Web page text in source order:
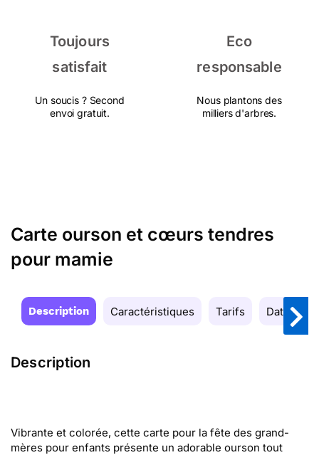
Toujours
satisfait
Un soucis ? Second
envoi gratuit.
Eco
responsable
Nous plantons des
milliers d'arbres.
Carte ourson et cœurs tendres
pour mamie
Description Caractéristiques Tarifs Date de
Description
Vibrante et colorée, cette carte pour la fête des grand-
mères pour enfants présente un adorable ourson tout